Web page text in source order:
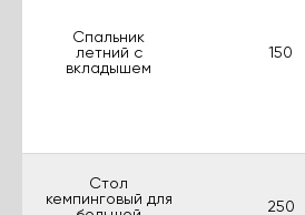
Спальник
летний с
вкладышем
150
Стол
кемпинговый для
250